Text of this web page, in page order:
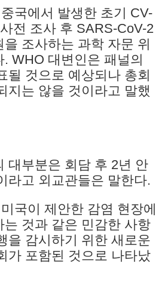
국에서 발생한 초기 CV-
전 조사 후 SARS-CoV-2
조사하는 과학 자문 위
WHO 대변인은 패널의
될 것으로 예상되나 총회
지는 않을 것이라고 말했
대부분은 회담 후 2년 안
라고 외교관들은 말한다.
국이 제안한 감염 현장에
는 것과 같은 민감한 사항
을 감시하기 위한 새로운
가 포함된 것으로 나타났